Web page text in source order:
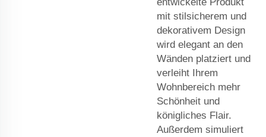
mit stilsicherem und
dekorativem Design
wird elegant an den
Wänden platziert und
verleiht Ihrem
Wohnbereich mehr
Schönheit und
königliches Flair.
Außerdem simuliert